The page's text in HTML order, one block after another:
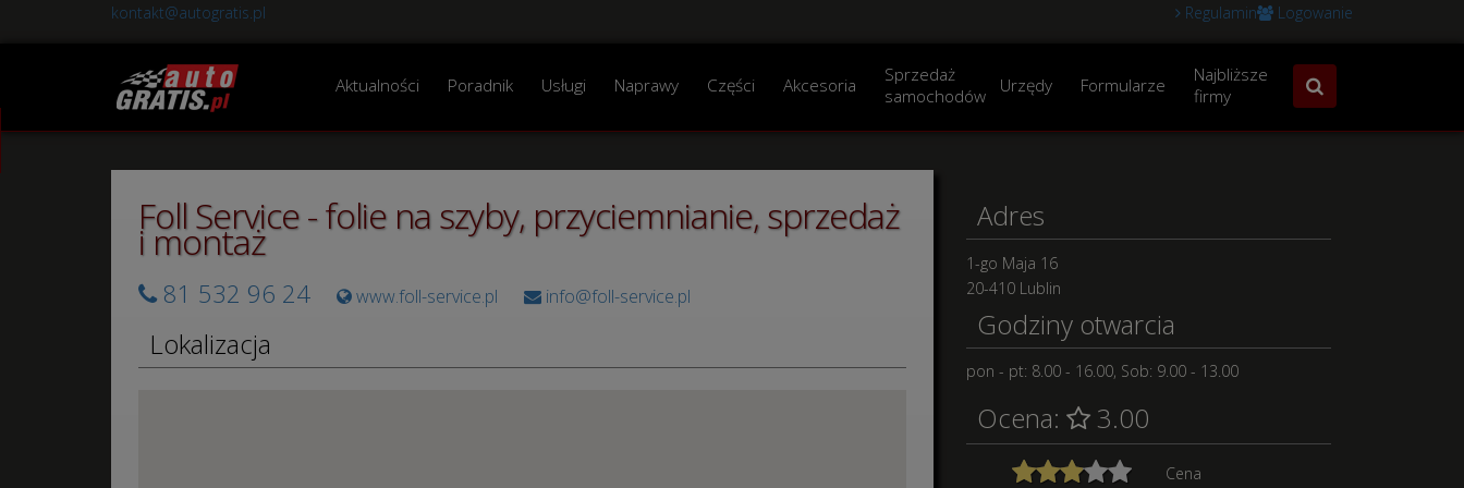
kontakt@autogratis.pl Logowanie
Regulamin
Aktualności Poradnik Usługi Naprawy Części Akcesoria
Sprzedaż
samochodów
Urzędy Formularze
Najbliższe
firmy
Foll Service - folie na szyby, przyciemnianie, sprzedaż
i montaż
81 532 96 24 www.foll-service.pl info@foll-service.pl
Lokalizacja
Adres
1-go Maja 16
20-410 Lublin
Godziny otwarcia
pon - pt: 8.00 - 16.00, Sob: 9.00 - 13.00
Ocena: 3.00
Cena